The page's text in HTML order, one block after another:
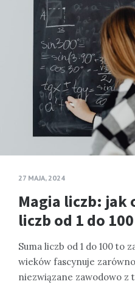
27 MAJA, 2024
Magia liczb: jak
liczb od 1 do 100
Suma liczb od 1 do 100 to
wieków fascynuje
niezwiązane zawodowo z